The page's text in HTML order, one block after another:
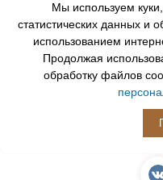
Мы используем
статистических данных и
использованием
Продолжая
обработку файлов